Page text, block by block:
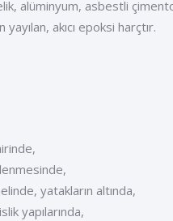
alüminyum, asbestli
akıcı epoksi harçtır.
yatakların altında,
yapılarında,